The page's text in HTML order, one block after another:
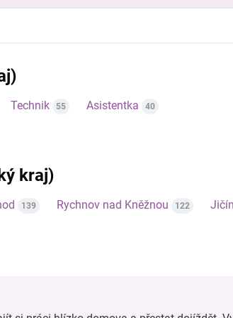
Technik 55 Asistentka 40
kraj)
139 Rychnov nad Kněžnou 122